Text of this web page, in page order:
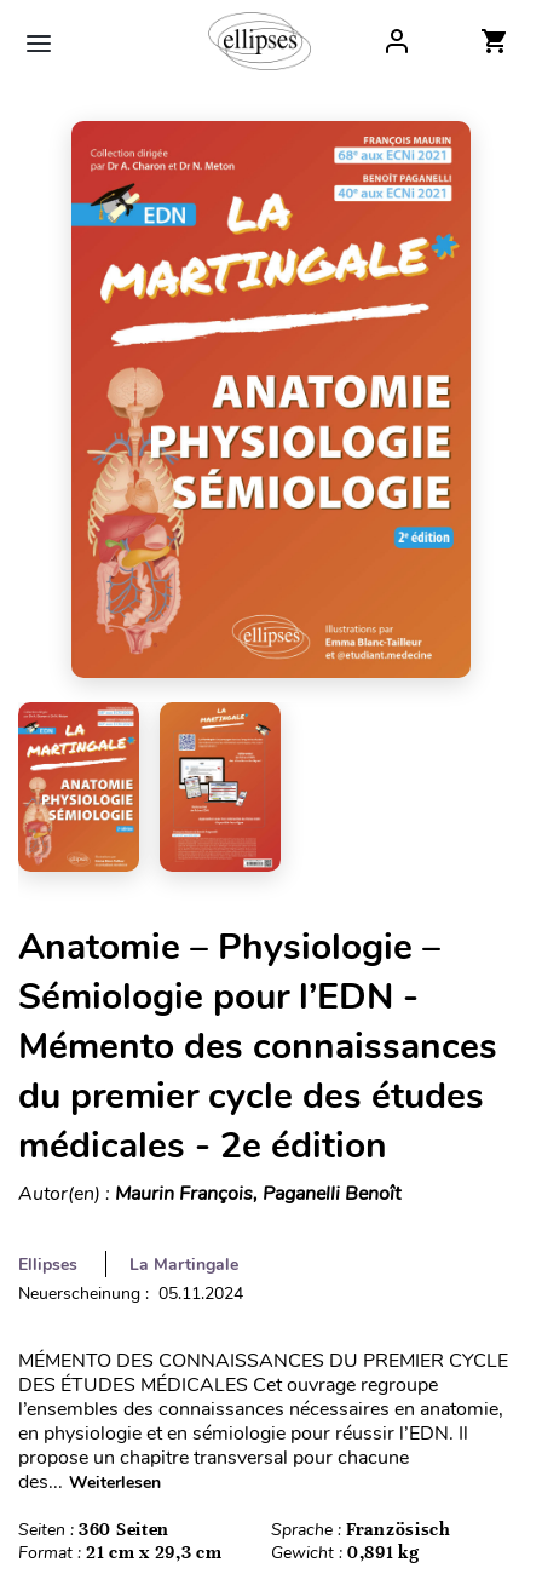
Anatomie – Physiologie –
Sémiologie pour l’EDN -
Mémento des connaissances
du premier cycle des études
médicales - 2e édition
Autor(en) : Maurin François, Paganelli Benoît
Ellipses
La Martingale
Neuerscheinung : 05.11.2024
MÉMENTO DES CONNAISSANCES DU PREMIER CYCLE
DES ÉTUDES MÉDICALES Cet ouvrage regroupe
l’ensembles des connaissances nécessaires en anatomie,
en physiologie et en sémiologie pour réussir l’EDN. Il
propose un chapitre transversal pour chacune
des... Weiterlesen
Seiten : 360 Seiten Sprache : Französisch
Format : 21 cm x 29,3 cm Gewicht : 0,891 kg